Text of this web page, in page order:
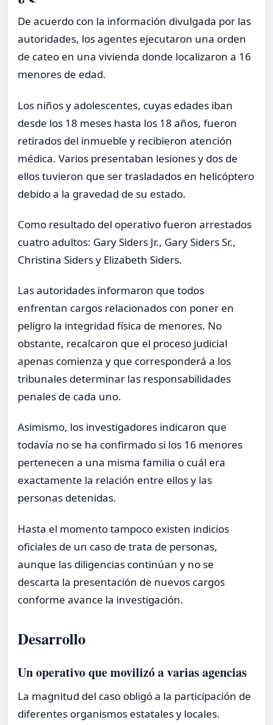
De acuerdo con la información divulgada por las
autoridades, los agentes ejecutaron una orden
de cateo en una vivienda donde localizaron a 16
menores de edad.
Los niños y adolescentes, cuyas edades iban
desde los 18 meses hasta los 18 años, fueron
retirados del inmueble y recibieron atención
médica. Varios presentaban lesiones y dos de
ellos tuvieron que ser trasladados en helicóptero
debido a la gravedad de su estado.
Como resultado del operativo fueron arrestados
cuatro adultos: Gary Siders Jr., Gary Siders Sr.,
Christina Siders y Elizabeth Siders.
Las autoridades informaron que todos
enfrentan cargos relacionados con poner en
peligro la integridad física de menores. No
obstante, recalcaron que el proceso judicial
apenas comienza y que corresponderá a los
tribunales determinar las responsabilidades
penales de cada uno.
Asimismo, los investigadores indicaron que
todavía no se ha confirmado si los 16 menores
pertenecen a una misma familia o cuál era
exactamente la relación entre ellos y las
personas detenidas.
Hasta el momento tampoco existen indicios
oficiales de un caso de trata de personas,
aunque las diligencias continúan y no se
descarta la presentación de nuevos cargos
conforme avance la investigación.
Desarrollo
Un operativo que movilizó a varias agencias
La magnitud del caso obligó a la participación de
diferentes organismos estatales y locales.